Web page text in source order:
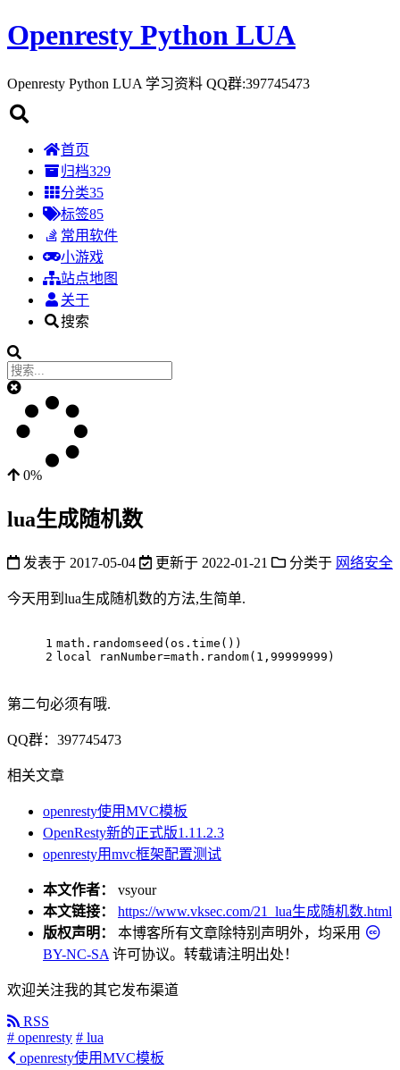
Openresty Python LUA
Openresty Python LUA 学习资料 QQ群:397745473
首页
归档329
分类35
标签85
常用软件
小游戏
站点地图
关于
搜索
0%
lua生成随机数
发表于 2017-05-04 更新于 2022-01-21 分类于 网络安全
今天用到lua生成随机数的方法,生简单.
1
2
math.randomseed(os.time())
local ranNumber=math.random(1,99999999)
第二句必须有哦.
QQ群：397745473
相关文章
openresty使用MVC模板
OpenResty新的正式版1.11.2.3
openresty用mvc框架配置测试
本文作者： vsyour
本文链接：
https://www.vksec.com/21_lua生成随机数.html
版权声明： 本博客所有文章除特别声明外，均采用
BY-NC-SA 许可协议。转载请注明出处！
欢迎关注我的其它发布渠道
RSS
# openresty # lua
openresty使用MVC模板